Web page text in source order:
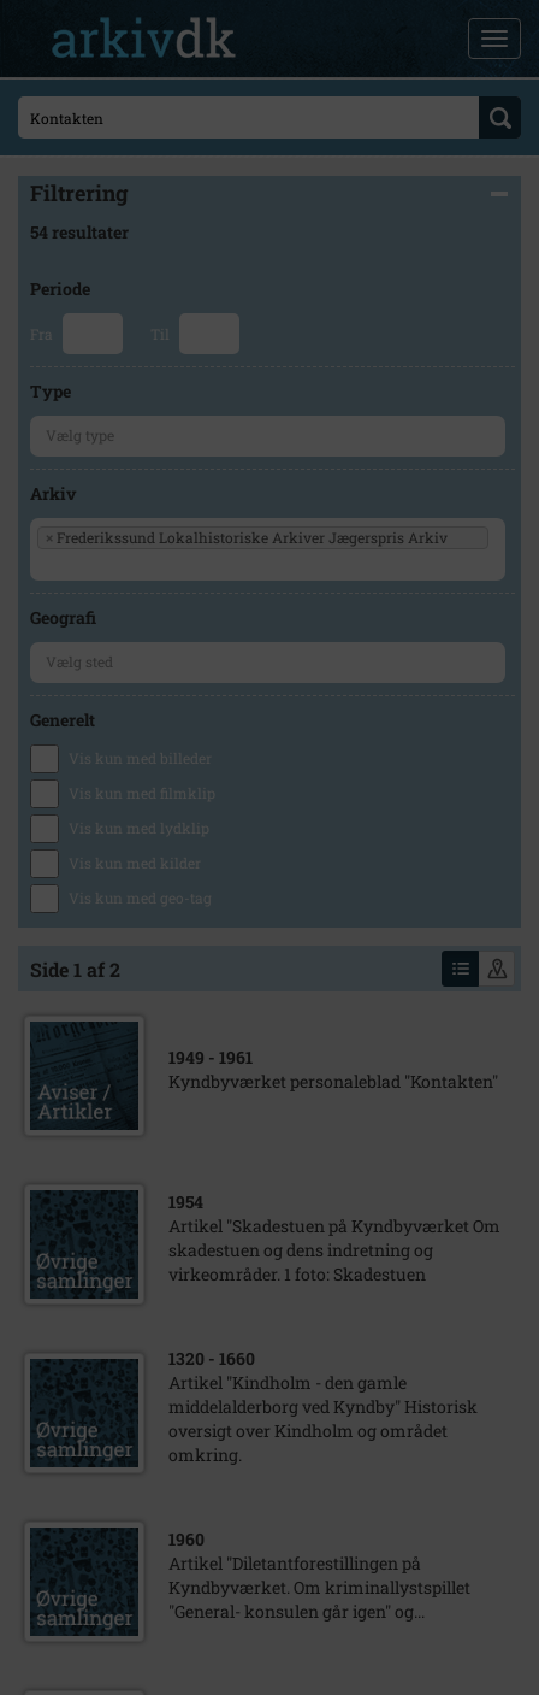
Filtrering
54 resultater
Periode
Fra Til
Type
Arkiv
× Frederikssund Lokalhistoriske Arkiver Jægerspris Arkiv
Geografi
Generelt
Vis kun med billeder
Vis kun med filmklip
Vis kun med lydklip
Vis kun med kilder
Vis kun med geo-tag
Side 1 af 2
1949 - 1961
Kyndbyværket personaleblad "Kontakten"
1954
Artikel "Skadestuen på Kyndbyværket Om
skadestuen og dens indretning og
virkeområder. 1 foto: Skadestuen
1320 - 1660
Artikel "Kindholm - den gamle
middelalderborg ved Kyndby" Historisk
oversigt over Kindholm og området
omkring.
1960
Artikel "Diletantforestillingen på
Kyndbyværket. Om kriminallystspillet
"General- konsulen går igen" og...